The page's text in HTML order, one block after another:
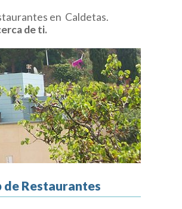
en Caldetas.
de ti.
de Restaurantes